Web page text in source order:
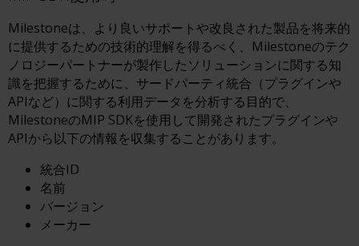
Milestoneは、より良いサポートや改良された製品を将来的
に提供するための技術的理解を得るべく、Milestoneのテク
ノロジーパートナーが製作したソリューションに関する知
識を把握するために、サードパーティ統合（プラグインや
APIなど）に関する利用データを分析する目的で、
MilestoneのMIP SDKを使用して開発されたプラグインや
APIから以下の情報を収集することがあります。
統合ID
名前
バージョン
メーカー